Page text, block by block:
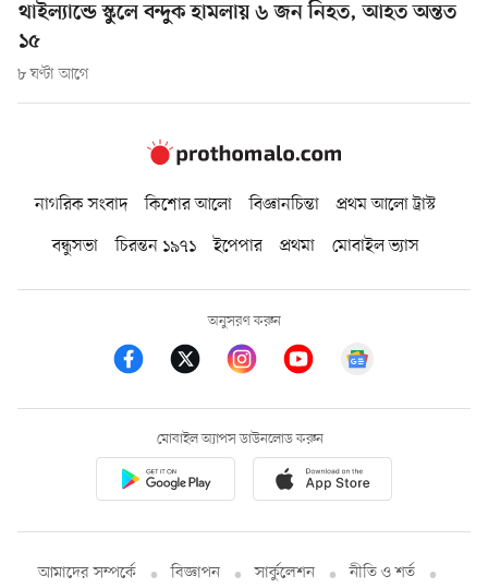
থাইল্যান্ডে স্কুলে বন্দুক হামলায় ৬ জন নিহত, আহত অন্তত
১৫
৮ ঘণ্টা আগে
নাগরিক সংবাদ কিশোর আলো বিজ্ঞানচিন্তা
প্রথম আলো ট্রাস্ট
বন্ধুসভা
চিরন্তন ১৯৭১ ইপেপার প্রথমা মোবাইল ভ্যাস
অনুসরণ করুন
মোবাইল অ্যাপস ডাউনলোড করুন
আমাদের সম্পর্কে বিজ্ঞাপন সার্কুলেশন নীতি ও শর্ত